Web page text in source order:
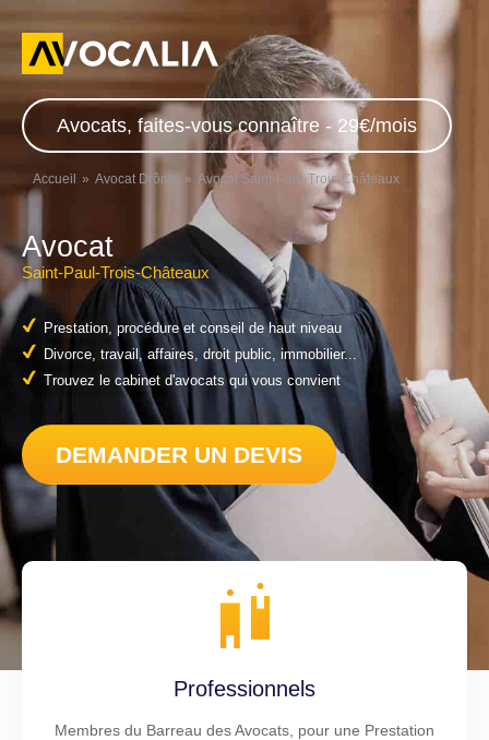
Avocats, faites-vous connaître - 29€/mois
Accueil Avocat Drôme Avocat Saint-Paul-Trois-Châteaux
Avocat
Saint-Paul-Trois-Châteaux
Prestation, procédure et conseil de haut niveau
Divorce, travail, affaires, droit public, immobilier...
Trouvez le cabinet d'avocats qui vous convient
DEMANDER UN DEVIS
Professionnels
Membres du Barreau des Avocats, pour une Prestation